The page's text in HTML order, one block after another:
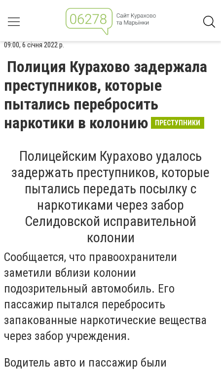
09:00, 6 січня 2022 р.
Полиция Курахово задержала
преступников, которые
пытались перебросить
наркотики в колонию
ПРЕСТУПНИКИ
Полицейским Курахово удалось
задержать преступников, которые
пытались передать посылку с
наркотиками через забор
Селидовской исправительной
колонии
Сообщается, что правоохранители
заметили вблизи колонии
подозрительный автомобиль. Его
пассажир пытался перебросить
запакованные наркотические вещества
через забор учреждения.
Водитель авто и пассажир были